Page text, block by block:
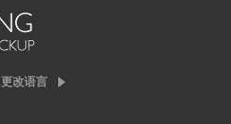
更改语言